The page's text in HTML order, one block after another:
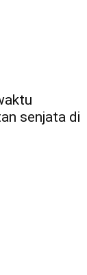
senjata di